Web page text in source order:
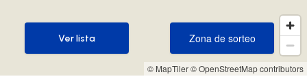
© MapTiler© OpenStreetMap contributors
Zona de sorteo
Zona de sorteo
Ver lista
Ver lista